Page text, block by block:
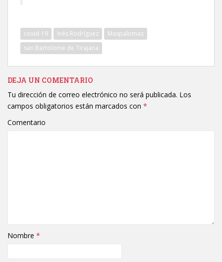
covid-19 Inés Rodríguez
Maspalomas
san Bartolomé de Tirajana
DEJA UN COMENTARIO
Tu dirección de correo electrónico no será publicada. Los
campos obligatorios están marcados con *
Comentario
Nombre *